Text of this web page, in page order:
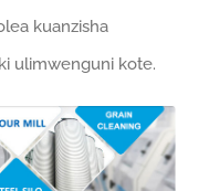
kuanzisha
ulimwenguni kote.